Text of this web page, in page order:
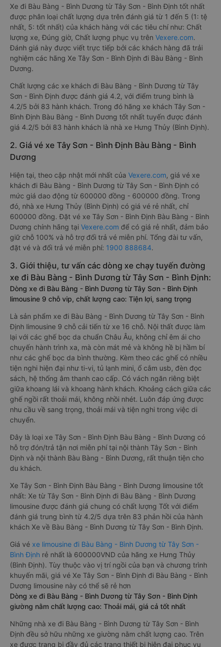
Xe đi Bàu Bàng - Bình Dương từ Tây Sơn - Bình Định tốt nhất
được phân loại chất lượng dựa trên đánh giá từ 1 đến 5 (1: tệ
nhất, 5: tốt nhất) của khách hàng với các tiêu chí như: Chất
lượng xe, Đúng giờ, Chất lượng phục vụ trên Vexere.com.
Đánh giá này được viết trực tiếp bởi các khách hàng đã trải
nghiệm các hãng Xe Tây Sơn - Bình Định đi Bàu Bàng - Bình
Dương.
Chất lượng các xe khách đi Bàu Bàng - Bình Dương từ Tây
Sơn - Bình Định được đánh giá 4.2, với điểm trung bình là
4.2/5 bởi 83 hành khách. Trong đó hãng xe khách Tây Sơn -
Bình Định Bàu Bàng - Bình Dương tốt nhất tuyến được đánh
giá 4.2/5 bởi 83 hành khách là nhà xe Hưng Thủy (Bình Định).
2. Giá vé xe Tây Sơn - Bình Định Bàu Bàng - Bình
Dương
Hiện tại, theo cập nhật mới nhất của Vexere.com, giá vé xe
khách đi Bàu Bàng - Bình Dương từ Tây Sơn - Bình Định có
mức giá dao động từ 600000 đồng - 600000 đồng. Trong
đó, nhà xe Hưng Thủy (Bình Định) có giá vé rẻ nhất, chỉ
600000 đồng. Đặt vé xe Tây Sơn - Bình Định Bàu Bàng - Bình
Dương chính hãng tại Vexere.com để có giá rẻ nhất, đảm bảo
giữ chỗ 100% và hỗ trợ đổi trả vé miễn phí. Tổng đài tư vấn,
đặt vé và đổi trả vé miễn phí: 1900 888684.
3. Giới thiệu, tư vấn các dòng xe chạy tuyến đường
xe đi Bàu Bàng - Bình Dương từ Tây Sơn - Bình Định:
Dòng xe đi Bàu Bàng - Bình Dương từ Tây Sơn - Bình Định
limousine 9 chỗ vip, chất lượng cao: Tiện lợi, sang trọng
Là sản phẩm xe đi Bàu Bàng - Bình Dương từ Tây Sơn - Bình
Định limousine 9 chỗ cải tiến từ xe 16 chỗ. Nội thất được làm
lại với các ghế bọc da chuẩn Châu Âu, không chỉ êm ái cho
chuyến hành trình xa, mà còn mát mẻ và không hề bị hầm bí
như các ghế bọc da bình thường. Kèm theo các ghế có nhiều
tiện nghi hiện đại như ti-vi, tủ lạnh mini, ổ cắm usb, đèn đọc
sách, hệ thống âm thanh cao cấp. Có vách ngăn riêng biệt
giữa khoang lái và khoang hành khách. Khoảng cách giữa các
ghế ngồi rất thoải mái, không nhồi nhét. Luôn đáp ứng được
nhu cầu về sang trọng, thoải mái và tiện nghi trong việc di
chuyển.
Đây là loại xe Tây Sơn - Bình Định Bàu Bàng - Bình Dương có
hỗ trợ đón/trả tận nơi miễn phí tại nội thành Tây Sơn - Bình
Định và nội thành Bàu Bàng - Bình Dương, rất thuận tiện cho
du khách.
Xe Tây Sơn - Bình Định Bàu Bàng - Bình Dương limousine tốt
nhất: Xe từ Tây Sơn - Bình Định đi Bàu Bàng - Bình Dương
limousine được đánh giá chung có chất lượng Tốt với điểm
đánh giá trung bình từ 4.2/5 dựa trên 83 phản hồi của hành
khách Xe về Bàu Bàng - Bình Dương từ Tây Sơn - Bình Định.
Giá vé xe limousine đi Bàu Bàng - Bình Dương từ Tây Sơn -
Bình Định rẻ nhất là 600000VND của hãng xe Hưng Thủy
(Bình Định). Tùy thuộc vào vị trí ngồi của bạn và chương trình
khuyến mãi, giá vé Xe Tây Sơn - Bình Định đi Bàu Bàng - Bình
Dương limousine này có thể sẽ rẻ hơn
Dòng xe đi Bàu Bàng - Bình Dương từ Tây Sơn - Bình Định
giường nằm chất lượng cao: Thoải mái, giá cả tốt nhất
Những nhà xe đi Bàu Bàng - Bình Dương từ Tây Sơn - Bình
Định đều sở hữu những xe giường nằm chất lượng cao. Trên
xe được trang bị đầy đủ các trang thiết bị hiện đại phục vụ